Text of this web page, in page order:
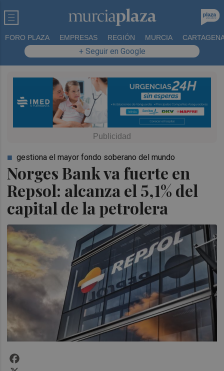
FORO PLAZA EMPRESAS REGIÓN MURCIA
+ Seguir en Google
Norges Bank va fuerte en
Repsol: alcanza el 5,1% del
capital de la petrolera
gestiona el mayor fondo soberano del mundo